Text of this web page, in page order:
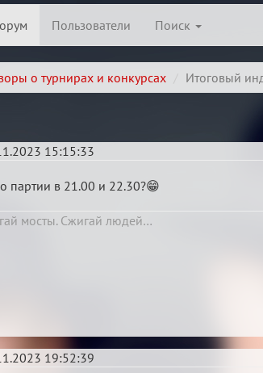
Пользователи Поиск
о турнирах и конкурсах Итоговый
15:15:33
партии в 21.00 и 22.30?😁
мосты. Сжигай людей…
19:52:39